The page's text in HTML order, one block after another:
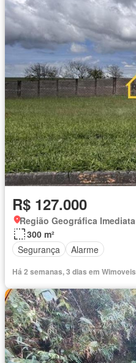
R$ 127.000
300 m²
Segurança
Alarme
Há 2 semanas, 3 dias em Wimoveis